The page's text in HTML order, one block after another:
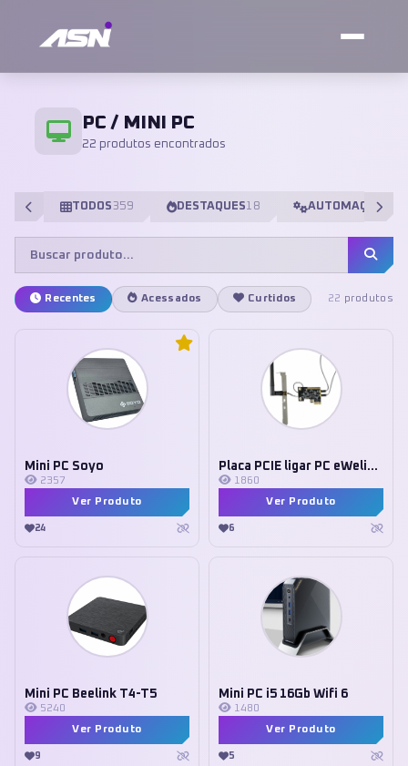
PC / MINI PC
22 produtos encontrados
TODOS359 DESTAQUES18 AUTOMAÇÃO
Recentes Acessados Curtidos 22 produtos
Mini PC Soyo
2357
Ver Produto
24
Placa PCIE ligar PC eWelink wifi
1860
Ver Produto
6
Mini PC Beelink T4-T5
5240
Ver Produto
9
Mini PC i5 16Gb Wifi 6
1480
Ver Produto
5